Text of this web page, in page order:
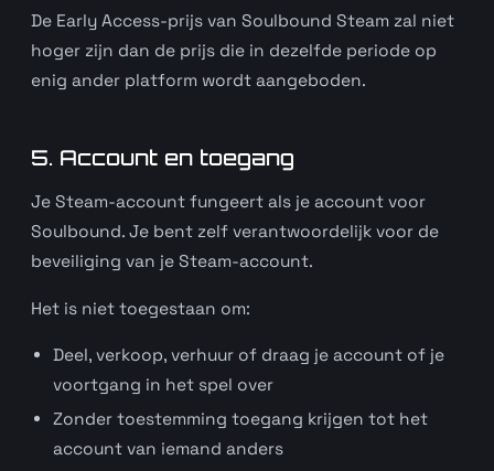
De Early Access-prijs van Soulbound Steam zal niet
hoger zijn dan de prijs die in dezelfde periode op
enig ander platform wordt aangeboden.
5. Account en toegang
Je Steam-account fungeert als je account voor
Soulbound. Je bent zelf verantwoordelijk voor de
beveiliging van je Steam-account.
Het is niet toegestaan om:
Deel, verkoop, verhuur of draag je account of je
voortgang in het spel over
Zonder toestemming toegang krijgen tot het
account van iemand anders